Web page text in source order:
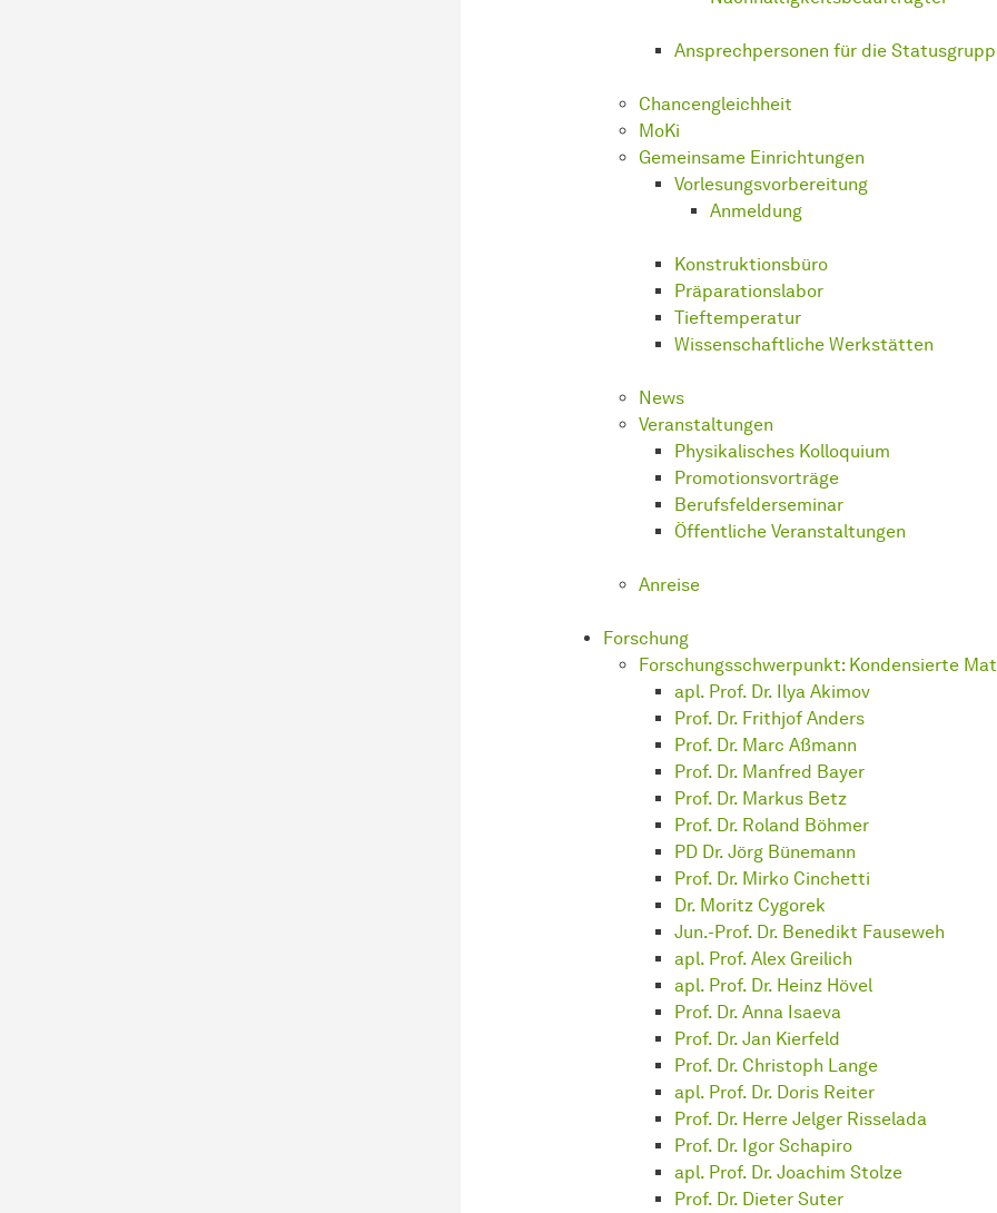
An­sprech­per­so­nen für die
Chancengleichheit
MoKi
Gemeinsame Einrichtungen
Vorlesungsvorbereitung
Anmeldung
Kon­struk­tions­bü­ro
Prä­pa­ra­tions­la­bor
Tief­tem­pe­ra­tur
Wissenschaftliche Werk­stät­ten
News
Veranstaltungen
Physikalisches Kolloquium
Promotionsvorträge
Berufsfelderseminar
Öffentliche Veranstaltungen
Anreise
Forschung
Forschungsschwerpunkt: Kondensierte
apl. Prof. Dr. Ilya Akimov
Prof. Dr. Frithjof Anders
Prof. Dr. Marc Aßmann
Prof. Dr. Manfred Bayer
Prof. Dr. Markus Betz
Prof. Dr. Roland Böhmer
PD Dr. Jörg Bünemann
Prof. Dr. Mirko Cinchetti
Dr. Moritz Cygorek
Jun.-Prof. Dr. Benedikt Fauseweh
apl. Prof. Alex Greilich
apl. Prof. Dr. Heinz Hövel
Prof. Dr. Anna Isaeva
Prof. Dr. Jan Kierfeld
Prof. Dr. Christoph Lange
apl. Prof. Dr. Doris Reiter
Prof. Dr. Herre Jelger Risselada
Prof. Dr. Igor Schapiro
apl. Prof. Dr. Joachim Stolze
Prof. Dr. Dieter Suter